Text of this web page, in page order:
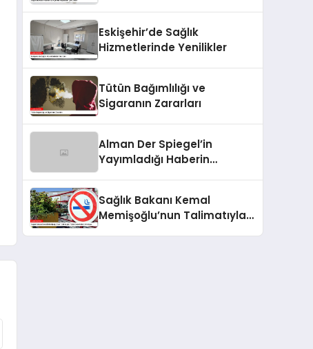
Eskişehir’de Sağlık
Hizmetlerinde Yenilikler
Tütün Bağımlılığı ve
Sigaranın Zararları
Alman Der Spiegel’in
Yayımladığı Haberin
Sağlık Bakanı Kemal
Memişoğlu’nun Talimatıyla